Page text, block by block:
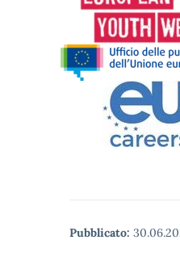
Pubblicato: